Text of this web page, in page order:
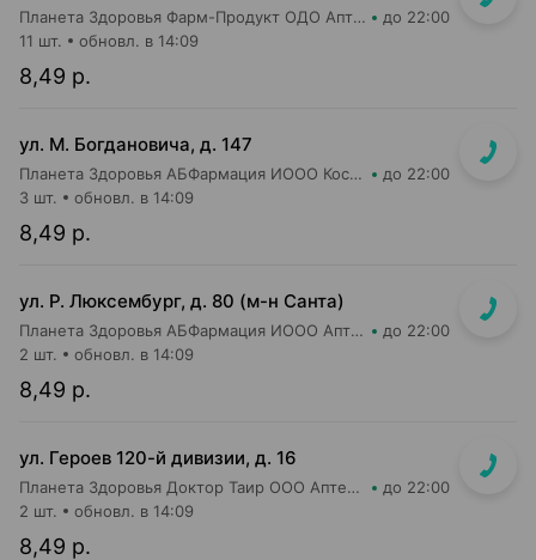
Планета Здоровья Фарм-Продукт ОДО Аптека №23 до 22:00
8,49 р.
11 шт. обновл. в 14:09
ул. М. Богдановича, д. 147
Планета Здоровья АБФармация ИООО Косметический магазин №4 до 22:00
8,49 р.
3 шт. обновл. в 14:09
ул. Р. Люксембург, д. 80 (м-н Санта)
Планета Здоровья АБФармация ИООО Аптека №7 до 22:00
8,49 р.
2 шт. обновл. в 14:09
ул. Героев 120-й дивизии, д. 16
Планета Здоровья Доктор Таир ООО Аптека №2 до 22:00
8,49 р.
2 шт. обновл. в 14:09